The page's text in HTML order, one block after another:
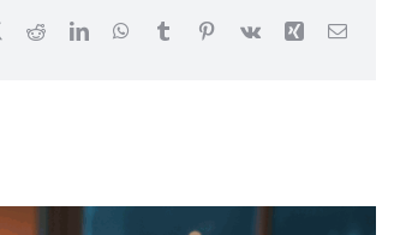
RedditLinkedInWhatsApp
Tumblr Pinterest
Vk Xing Email